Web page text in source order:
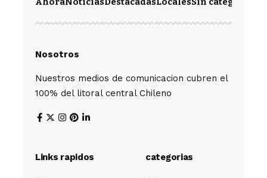
Nosotros
Nuestros medios de comunicacion cubren el
100% del litoral central Chileno
Links rapidos categorias